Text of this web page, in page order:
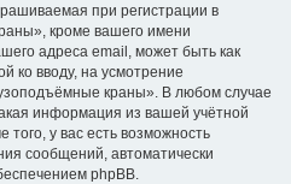
при регистрации в
кроме вашего имени
адреса email, может быть как
ко вводу, на усмотрение
краны». В любом случае
информация из вашей учётной
у вас есть возможность
сообщений, автоматически
phpBB.